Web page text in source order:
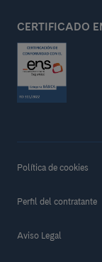
CERTIFICADO
Política de cookies
Perfil del contratante
Aviso Legal